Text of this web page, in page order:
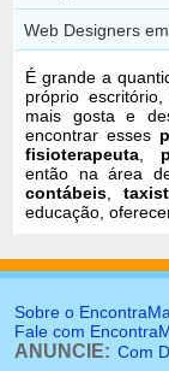
Web Designers
É grande a
próprio
mais gosta e
encontrar esses
fisioterapeuta
então na área
contábeis
educação,
Sobre o
Fale com
ANUNCIE: Com